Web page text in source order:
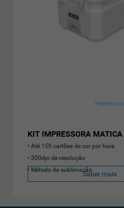
KIT IMPRESSORA
Até 150 cartões de cor por hora
300dpi de resolução
Método de sublimação
Saber mais